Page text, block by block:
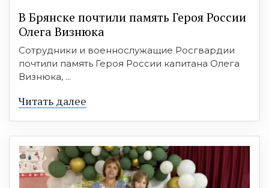
В Брянске почтили память Героя России
Олега Визнюка
Сотрудники и военнослужащие Росгвардии
почтили память Героя России капитана Олега
Визнюка, ...
Читать далее